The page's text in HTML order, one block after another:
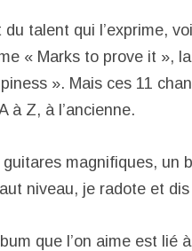
du talent qui l’exprime,
« Marks to prove it »,
». Mais ces 11
à Z, à l’ancienne.
magnifiques, un
niveau, je radote et dis
que l’on aime est lié